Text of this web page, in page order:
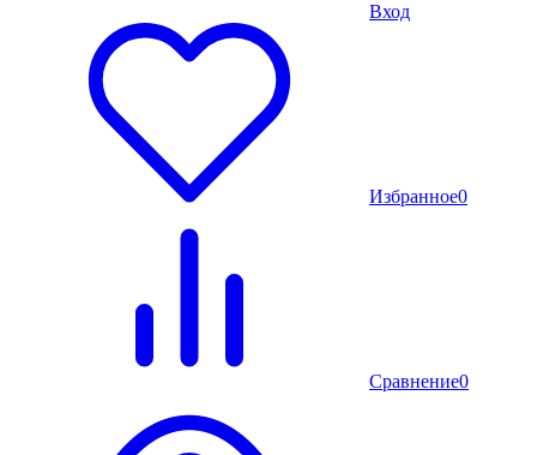
Вход
Избранное0
Сравнение0